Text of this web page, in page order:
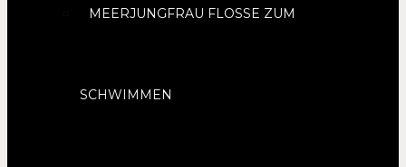
MEERJUNGFRAU FLOSSE ZUM
SCHWIMMEN